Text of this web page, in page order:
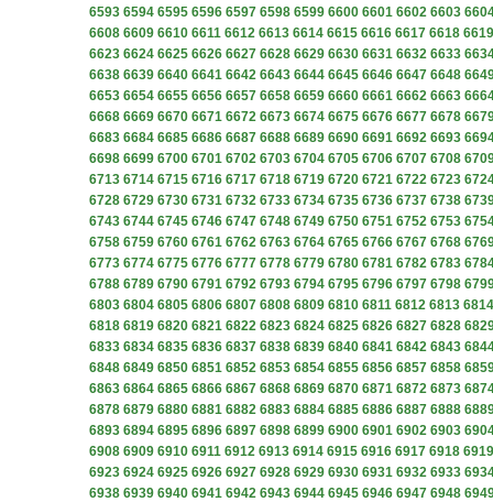
6593 6594 6595 6596 6597 6598 6599 6600 6601 6602 6603
6608 6609 6610 6611 6612 6613 6614 6615 6616 6617 6618 6619
6623 6624 6625 6626 6627 6628 6629 6630 6631 6632 6633
6638 6639 6640 6641 6642 6643 6644 6645 6646 6647 6648
6653 6654 6655 6656 6657 6658 6659 6660 6661 6662 6663
6668 6669 6670 6671 6672 6673 6674 6675 6676 6677 6678
6683 6684 6685 6686 6687 6688 6689 6690 6691 6692 6693
6698 6699 6700 6701 6702 6703 6704 6705 6706 6707 6708
6713 6714 6715 6716 6717 6718 6719 6720 6721 6722 6723
6728 6729 6730 6731 6732 6733 6734 6735 6736 6737 6738
6743 6744 6745 6746 6747 6748 6749 6750 6751 6752 6753
6758 6759 6760 6761 6762 6763 6764 6765 6766 6767 6768
6773 6774 6775 6776 6777 6778 6779 6780 6781 6782 6783
6788 6789 6790 6791 6792 6793 6794 6795 6796 6797 6798
6803 6804 6805 6806 6807 6808 6809 6810 6811 6812 6813 6814
6818 6819 6820 6821 6822 6823 6824 6825 6826 6827 6828
6833 6834 6835 6836 6837 6838 6839 6840 6841 6842 6843
6848 6849 6850 6851 6852 6853 6854 6855 6856 6857 6858
6863 6864 6865 6866 6867 6868 6869 6870 6871 6872 6873
6878 6879 6880 6881 6882 6883 6884 6885 6886 6887 6888
6893 6894 6895 6896 6897 6898 6899 6900 6901 6902 6903
6908 6909 6910 6911 6912 6913 6914 6915 6916 6917 6918 6919
6923 6924 6925 6926 6927 6928 6929 6930 6931 6932 6933
6938 6939 6940 6941 6942 6943 6944 6945 6946 6947 6948